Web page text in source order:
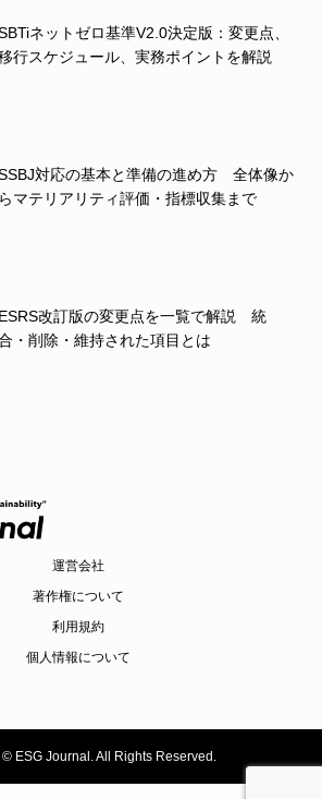
ネットゼロ基準V2.0決定版：変更点、
行スケジュール、実務ポイントを解説
対応の基本と準備の進め方 全体像か
らマテリアリティ評価・指標収集まで
ESRS改訂版の変更点を一覧で解説 統
・削除・維持された項目とは
運営会社
著作権について
利用規約
個人情報について
©ESG Journal. All Rights Reserved.